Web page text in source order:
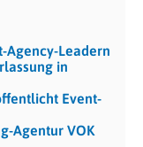
Agency-Leadern
in
Event-
Agentur VOK